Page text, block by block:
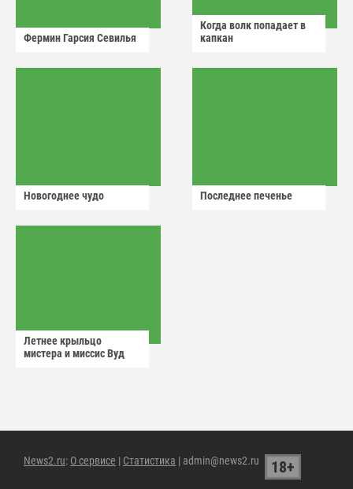
Фермин Гарсия Севилья
Когда волк попадает в
капкан
Новогоднее чудо Последнее печенье
Летнее крыльцо
мистера и миссис Вуд
News2.ru: О сервисе | Статистика | admin@news2.ru 18+